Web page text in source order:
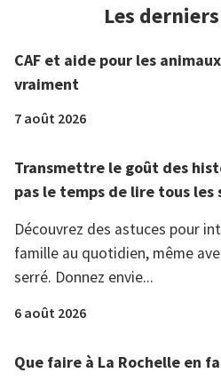
Les
CAF et aide pour les
vraiment
7 août 2026
Transmettre le goût des
pas le temps de lire tous les
Découvrez des astuces pour
famille au quotidien, même
serré. Donnez envie...
6 août 2026
Que faire à La Rochelle en